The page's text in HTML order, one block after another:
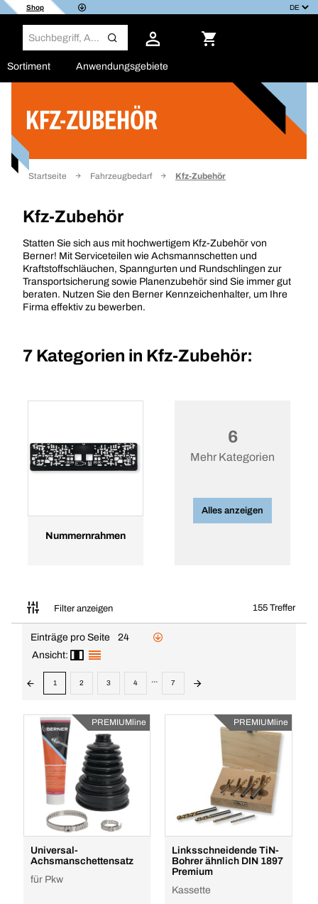
Shop
Sortiment Anwendungsgebiete
KFZ-ZUBEHÖR
Startseite Fahrzeugbedarf Kfz-Zubehör
Kfz-Zubehör
Statten Sie sich aus mit hochwertigem Kfz-Zubehör von
Berner! Mit Serviceteilen wie Achsmannschetten und
Kraftstoffschläuchen, Spanngurten und Rundschlingen zur
Transportsicherung sowie Planenzubehör sind Sie immer gut
beraten. Nutzen Sie den Berner Kennzeichenhalter, um Ihre
Firma effektiv zu bewerben.
7 Kategorien in Kfz-Zubehör:
Nummernrahmen
6
Mehr Kategorien
Alles anzeigen
Filter anzeigen 155 Treffer
Filter
Einträge pro Seite
24
Ansicht:
1 2 3 4 ... 7
PREMIUMline
Universal-
Achsmanschettensatz
für Pkw
PREMIUMline
Linksschneidende TiN-
Bohrer ähnlich DIN 1897
Premium
Kassette